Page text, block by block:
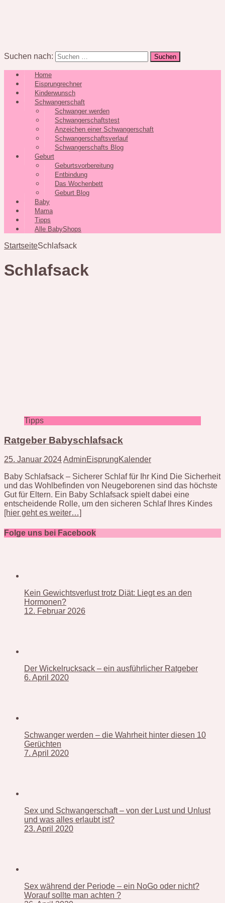
Suchen nach:
Home
Eisprungrechner
Kinderwunsch
Schwangerschaft
Schwanger werden
Schwangerschaftstest
Anzeichen einer Schwangerschaft
Schwangerschaftsverlauf
Schwangerschafts Blog
Geburt
Geburtsvorbereitung
Entbindung
Das Wochenbett
Geburt Blog
Baby
Mama
Tipps
Alle BabyShops
StartseiteSchlafsack
Schlafsack
Tipps
Ratgeber Babyschlafsack
25. Januar 2024AdminEisprungKalender
Baby Schlafsack – Sicherer Schlaf für Ihr Kind Die Sicherheit
und das Wohlbefinden von Neugeborenen sind das höchste
Gut für Eltern. Ein Baby Schlafsack spielt dabei eine
entscheidende Rolle, um den sicheren Schlaf Ihres Kindes
[hier geht es weiter…]
Folge uns bei Facebook
Kein Gewichtsverlust trotz Diät: Liegt es an den
Hormonen?
12. Februar 2026
Der Wickelrucksack – ein ausführlicher Ratgeber
6. April 2020
Schwanger werden – die Wahrheit hinter diesen 10
Gerüchten
7. April 2020
Sex und Schwangerschaft – von der Lust und Unlust
und was alles erlaubt ist?
23. April 2020
Sex während der Periode – ein NoGo oder nicht?
Worauf sollte man achten ?